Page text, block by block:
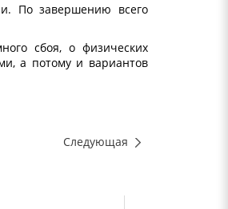
По завершению всего
сбоя, о физических
а потому и вариантов
Следующая